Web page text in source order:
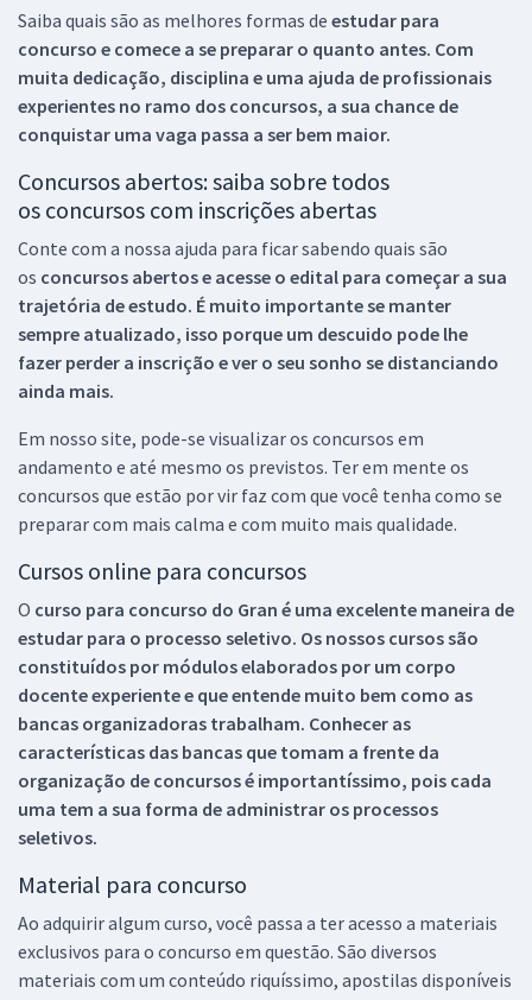
Saiba quais são as melhores formas de estudar para
concurso e comece a se preparar o quanto antes. Com
muita dedicação, disciplina e uma ajuda de profissionais
experientes no ramo dos concursos, a sua chance de
conquistar uma vaga passa a ser bem maior.
Concursos abertos: saiba sobre todos
os concursos com inscrições abertas
Conte com a nossa ajuda para ficar sabendo quais são
os concursos abertos e acesse o edital para começar a sua
trajetória de estudo. É muito importante se manter
sempre atualizado, isso porque um descuido pode lhe
fazer perder a inscrição e ver o seu sonho se distanciando
ainda mais.
Em nosso site, pode-se visualizar os concursos em
andamento e até mesmo os previstos. Ter em mente os
concursos que estão por vir faz com que você tenha como se
preparar com mais calma e com muito mais qualidade.
Cursos online para concursos
O curso para concurso do Gran é uma excelente maneira de
estudar para o processo seletivo. Os nossos cursos são
constituídos por módulos elaborados por um corpo
docente experiente e que entende muito bem como as
bancas organizadoras trabalham. Conhecer as
características das bancas que tomam a frente da
organização de concursos é importantíssimo, pois cada
uma tem a sua forma de administrar os processos
seletivos.
Material para concurso
Ao adquirir algum curso, você passa a ter acesso a materiais
exclusivos para o concurso em questão. São diversos
materiais com um conteúdo riquíssimo, apostilas disponíveis